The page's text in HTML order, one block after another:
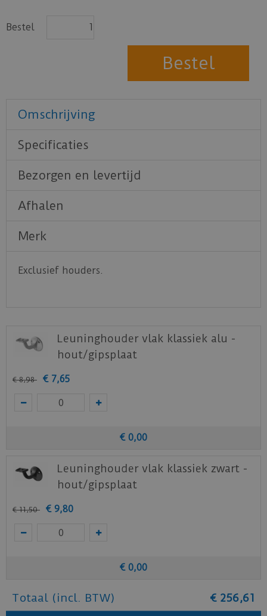
Bestel
Omschrijving
Specificaties
Bezorgen en levertijd
Afhalen
Merk
Exclusief houders.
Leuninghouder vlak klassiek alu -
hout/gipsplaat
€ 8,98 € 7,65
€ 0,00
Leuninghouder vlak klassiek zwart -
hout/gipsplaat
€ 11,50 € 9,80
€ 0,00
Totaal (incl. BTW) € 256,61